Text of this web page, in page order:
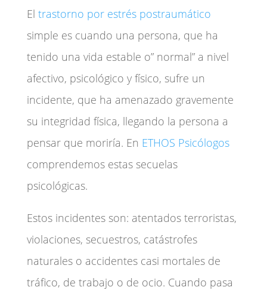
El trastorno por estrés postraumático
simple es cuando una persona, que ha
tenido una vida estable o” normal” a nivel
afectivo, psicológico y físico, sufre un
incidente, que ha amenazado gravemente
su integridad física, llegando la persona a
pensar que moriría. En ETHOS Psicólogos
comprendemos estas secuelas
psicológicas.
Estos incidentes son: atentados terroristas,
violaciones, secuestros, catástrofes
naturales o accidentes casi mortales de
tráfico, de trabajo o de ocio. Cuando pasa